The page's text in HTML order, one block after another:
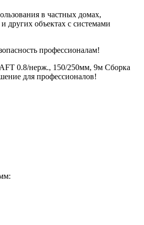
в частных домах,
других объектах с системами
профессионалам!
0.8/нерж., 150/250мм, 9м Сборка
для профессионалов!